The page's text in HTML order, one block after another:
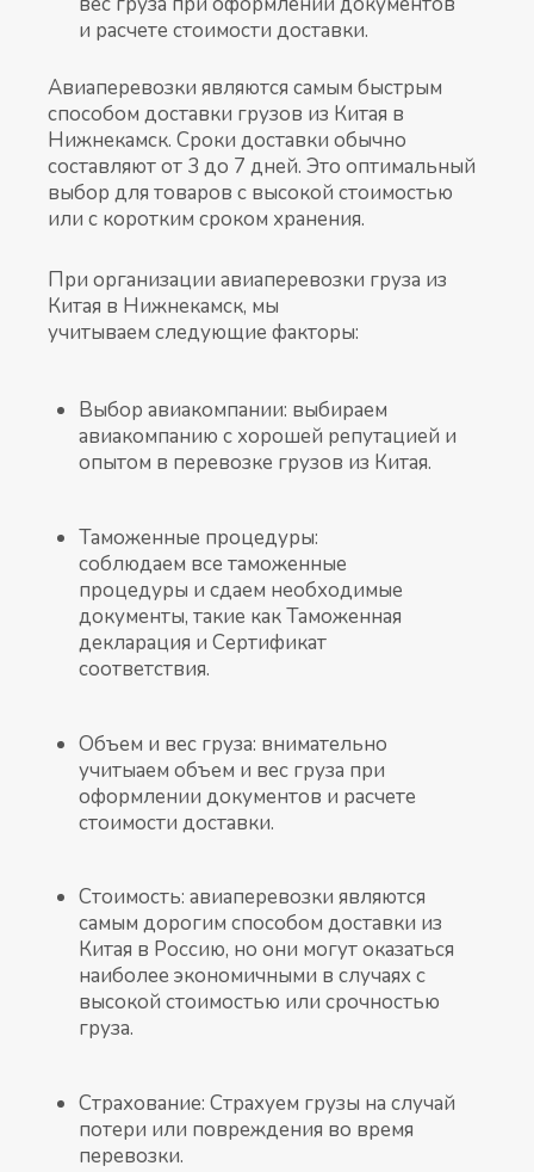
и расчете стоимости доставки.
Авиаперевозки являются самым быстрым
способом доставки грузов из Китая в
Нижнекамск. Сроки доставки обычно
составляют от 3 до 7 дней. Это оптимальный
выбор для товаров с высокой стоимостью
или с коротким сроком хранения.
При организации авиаперевозки груза из
Китая в Нижнекамск, мы
учитываем следующие факторы:
Выбор авиакомпании: выбираем
авиакомпанию с хорошей репутацией и
опытом в перевозке грузов из Китая.
Таможенные процедуры:
соблюдаем все таможенные
процедуры и сдаем необходимые
документы, такие как Таможенная
декларация и Сертификат
соответствия.
Объем и вес груза: внимательно
учитыаем объем и вес груза при
оформлении документов и расчете
стоимости доставки.
Стоимость: авиаперевозки являются
самым дорогим способом доставки из
Китая в Россию, но они могут оказаться
наиболее экономичными в случаях с
высокой стоимостью или срочностью
груза.
Страхование: Страхуем грузы на случай
потери или повреждения во время
перевозки.